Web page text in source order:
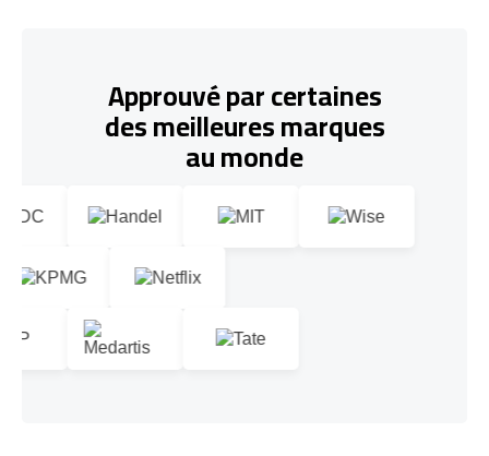
Approuvé par certaines
des meilleures marques
au monde